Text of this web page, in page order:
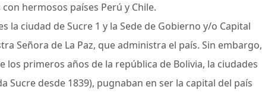
hermosos países Perú y Chile.
la ciudad de Sucre 1 y la Sede de Gobierno y/o Capital
Señora de La Paz, que administra el país. Sin embargo,
los primeros años de la república de Bolivia, la ciudades
Sucre desde 1839), pugnaban en ser la capital del país